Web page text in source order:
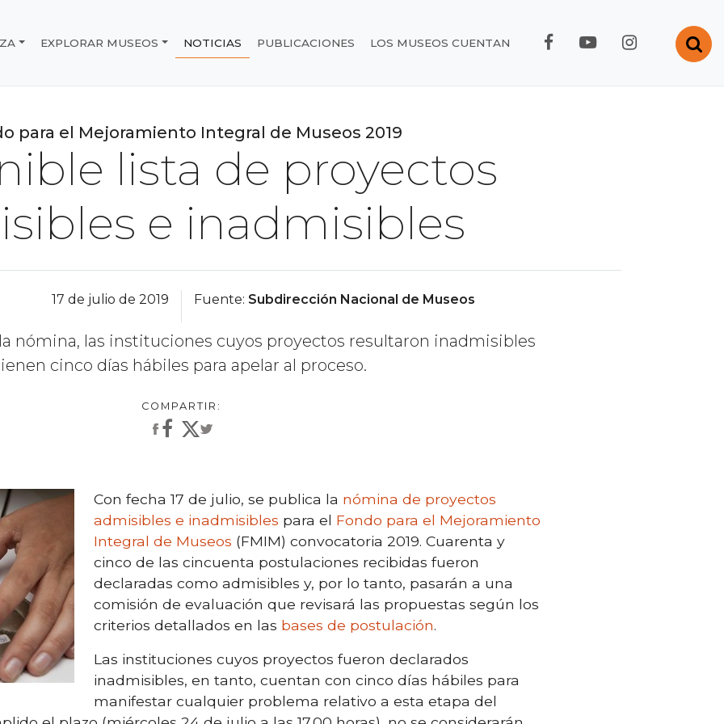
Chile
EXPLORAR MUSEOS NOTICIAS PUBLICACIONES LOS MUSEOS CUENTAN FACEBOOK RMC
YOUTUBE RMC
para el Mejoramiento Integral de Museos 2019
lista de proyectos
e inadmisibles
17 de julio de 2019 Fuente: Subdirección Nacional de Museos
nómina, las instituciones cuyos proyectos resultaron inadmisibles
cinco días hábiles para apelar al proceso.
Con fecha 17 de julio, se publica la nómina de proyectos
admisibles e inadmisibles para el Fondo para el Mejoramiento
Integral de Museos (FMIM) convocatoria 2019. Cuarenta y
cinco de las cincuenta postulaciones recibidas fueron
declaradas como admisibles y, por lo tanto, pasarán a una
comisión de evaluación que revisará las propuestas según los
criterios detallados en las bases de postulación.
Las instituciones cuyos proyectos fueron declarados
inadmisibles, en tanto, cuentan con cinco días hábiles para
manifestar cualquier problema relativo a esta etapa del